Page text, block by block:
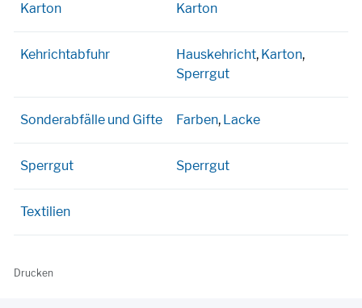
Karton Karton
Kehrichtabfuhr Hauskehricht, Karton,
Sperrgut
Sonderabfälle und Gifte Farben, Lacke
Sperrgut Sperrgut
Textilien
Drucken